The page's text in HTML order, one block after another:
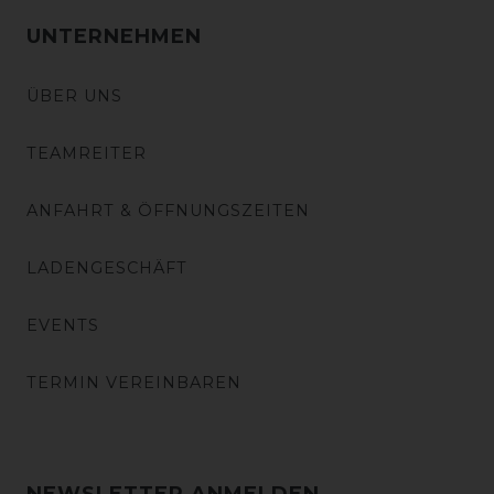
UNTERNEHMEN
ÜBER UNS
TEAMREITER
ANFAHRT & ÖFFNUNGSZEITEN
LADENGESCHÄFT
EVENTS
TERMIN VEREINBAREN